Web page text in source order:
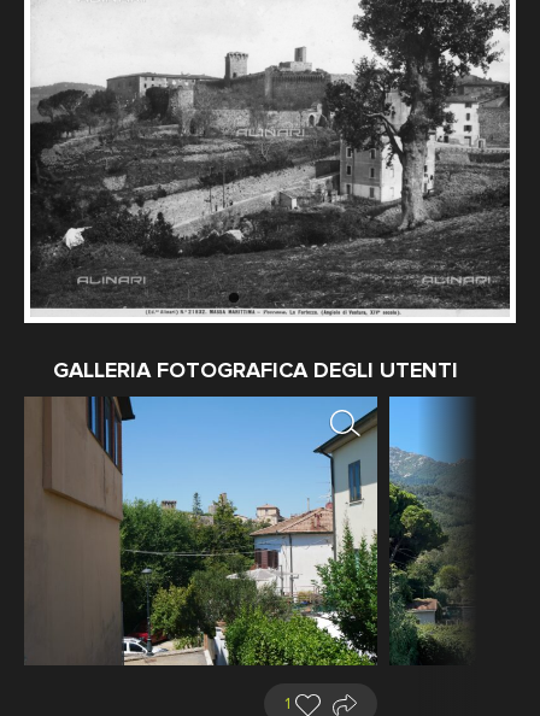
GALLERIA FOTOGRAFICA DEGLI UTENTI
1